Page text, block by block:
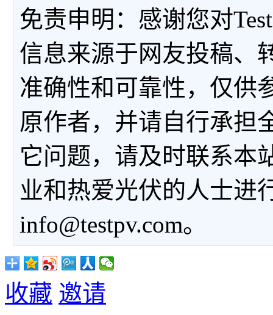
免责申明：感谢您对
信息来源于网友投稿、
准确性和可靠性，仅供
原作者，并请自行承担
它问题，请及时联系本
业和热爱光伏的人士进
info@testpv.com。
收藏 邀请